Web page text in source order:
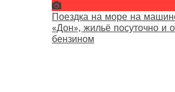
Поездка на море на
«Дон», жильё посуточно и
бензином